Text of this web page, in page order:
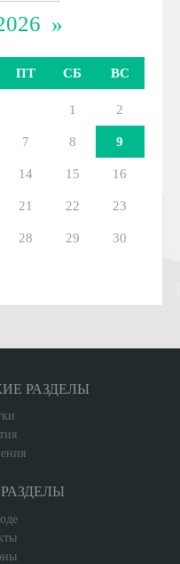
»
ПТ СБ ВС
1 2
7 8 9
14 15 16
21 22 23
28 29 30
РАЗДЕЛЫ